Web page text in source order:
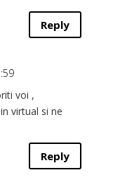
Reply
voi ,
virtual si ne
Reply